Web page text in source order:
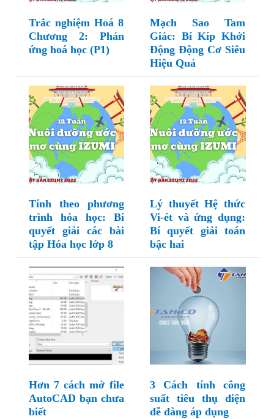
Trắc nghiệm Hoá 8
Chương 2: Phản
ứng hoá học (P1)
Mạch Sao Tam
Giác: Bí Kíp Khởi
Động Động Cơ Siêu
Hiệu Quả
Tính theo phương
trình hóa học: Bí
quyết giải các bài
tập Hóa học lớp 8
Lý thuyết Hệ thức
Vi-ét và ứng dụng:
Bí quyết giải toán
bậc hai
Hơn 7 cách mở file
AutoCAD bạn chưa
biết
3 Cách tính công
suất tiêu thụ điện
dễ dàng áp dụng